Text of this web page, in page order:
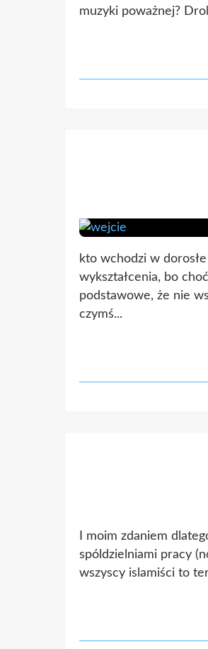
muzyki poważnej?
kto wchodzi w
wykształcenia, bo
podstawowe, że nie
czymś...
I moim zdaniem
spóldzielniami pracy
wszyscy islamiści to